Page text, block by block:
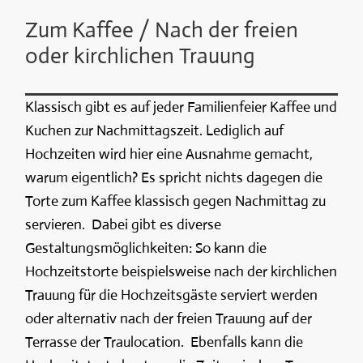
Zum Kaffee / Nach der freien
oder kirchlichen Trauung
Klassisch gibt es auf jeder Familienfeier Kaffee und
Kuchen zur Nachmittagszeit. Lediglich auf
Hochzeiten wird hier eine Ausnahme gemacht,
warum eigentlich? Es spricht nichts dagegen die
Torte zum Kaffee klassisch gegen Nachmittag zu
servieren. Dabei gibt es diverse
Gestaltungsmöglichkeiten: So kann die
Hochzeitstorte beispielsweise nach der kirchlichen
Trauung für die Hochzeitsgäste serviert werden
oder alternativ nach der freien Trauung auf der
Terrasse der Traulocation. Ebenfalls kann die